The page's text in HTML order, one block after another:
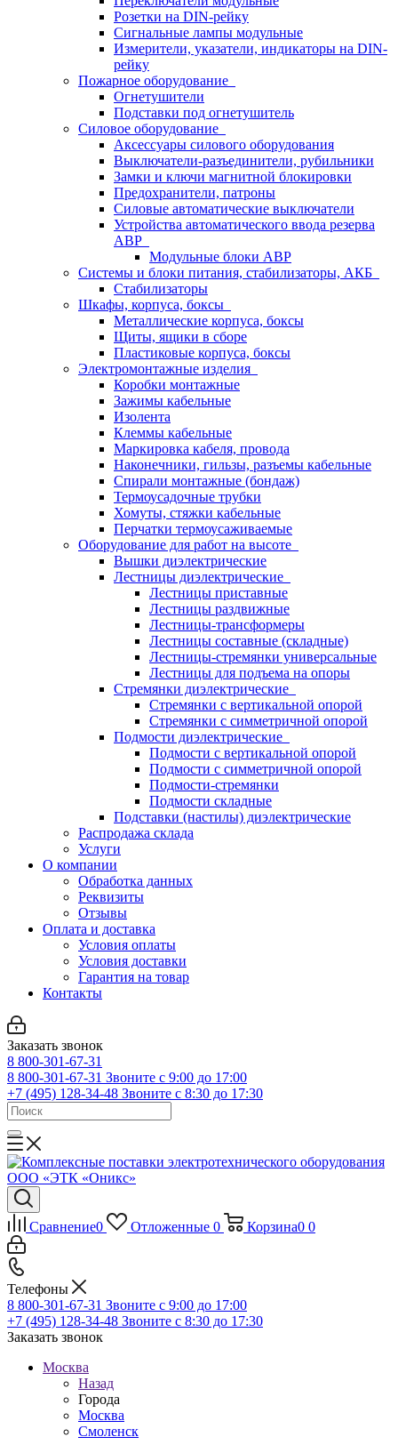
Розетки на DIN-рейку
Сигнальные лампы модульные
Измерители, указатели, индикаторы на DIN-
рейку
Пожарное оборудование
Огнетушители
Подставки под огнетушитель
Силовое оборудование
Аксессуары силового оборудования
Выключатели-разъединители, рубильники
Замки и ключи магнитной блокировки
Предохранители, патроны
Силовые автоматические выключатели
Устройства автоматического ввода резерва
АВР
Модульные блоки АВР
Системы и блоки питания, стабилизаторы, АКБ
Стабилизаторы
Шкафы, корпуса, боксы
Металлические корпуса, боксы
Щиты, ящики в сборе
Пластиковые корпуса, боксы
Электромонтажные изделия
Коробки монтажные
Зажимы кабельные
Изолента
Клеммы кабельные
Маркировка кабеля, провода
Наконечники, гильзы, разъемы кабельные
Спирали монтажные (бондаж)
Термоусадочные трубки
Хомуты, стяжки кабельные
Перчатки термоусаживаемые
Оборудование для работ на высоте
Вышки диэлектрические
Лестницы диэлектрические
Лестницы приставные
Лестницы раздвижные
Лестницы-трансформеры
Лестницы составные (складные)
Лестницы-стремянки универсальные
Лестницы для подъема на опоры
Стремянки диэлектрические
Стремянки с вертикальной опорой
Стремянки с симметричной опорой
Подмости диэлектрические
Подмости с вертикальной опорой
Подмости с симметричной опорой
Подмости-стремянки
Подмости складные
Подставки (настилы) диэлектрические
Распродажа склада
Услуги
О компании
Обработка данных
Реквизиты
Отзывы
Оплата и доставка
Условия оплаты
Условия доставки
Гарантия на товар
Контакты
Заказать звонок
8 800-301-67-31
8 800-301-67-31 Звоните с 9:00 до 17:00
+7 (495) 128-34-48 Звоните с 8:30 до 17:30
Сравнение0 Отложенные 0 Корзина0 0
Телефоны
8 800-301-67-31 Звоните с 9:00 до 17:00
+7 (495) 128-34-48 Звоните с 8:30 до 17:30
Заказать звонок
Москва
Назад
Города
Москва
Смоленск